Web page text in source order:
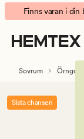
Luxor
örngott
ljusgrå
Animerad
banner.
Klicka
på
att
pausa.
Finns varan i
Sovrum Örngott
Sista chansen